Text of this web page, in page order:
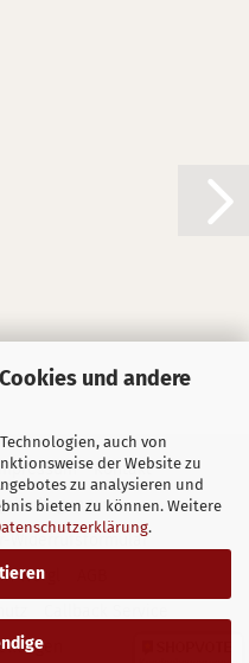
und andere
auch von
der Website zu
zu analysieren und
bieten zu können. Weitere
.
Kontakt
Widerrufsformular
Wörgl